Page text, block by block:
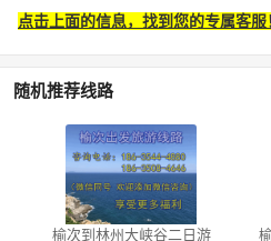
点击上面的信息，找到您的专属客服
随机推荐线路
榆次到林州大峡谷二日游